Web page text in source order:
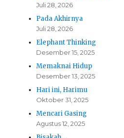
Juli 28, 2026
Pada Akhirnya
Juli 28, 2026
Elephant Thinking
Desember 15, 2025
Memaknai Hidup
Desember 13, 2025
Hari ini, Harimu
Oktober 31, 2025
Mencari Gasing
Agustus 12, 2025